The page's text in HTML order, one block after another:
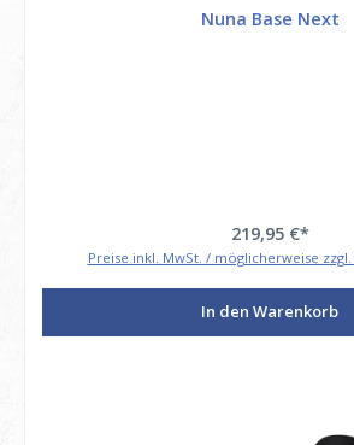
Nuna Base Next
219,95 €*
Preise inkl. MwSt. / möglicherweise
In den Warenkorb